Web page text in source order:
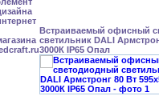
Встраиваемый офисный
светильник DALI
3000К IP65 Опал